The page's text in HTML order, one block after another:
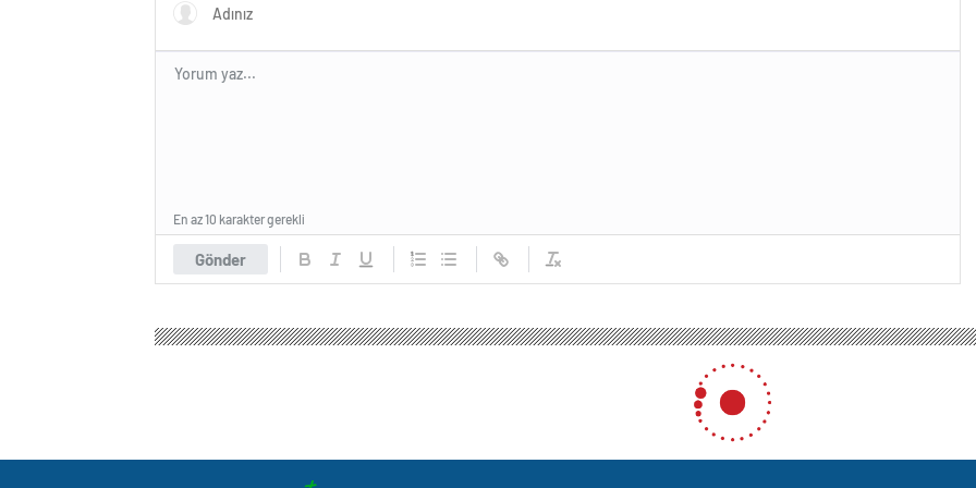
Gönder
En az 10 karakter gerekli
Gözaltında şiddet davasında polis memuruna hapis cezası
Gözaltında şiddet davasında polis memuruna